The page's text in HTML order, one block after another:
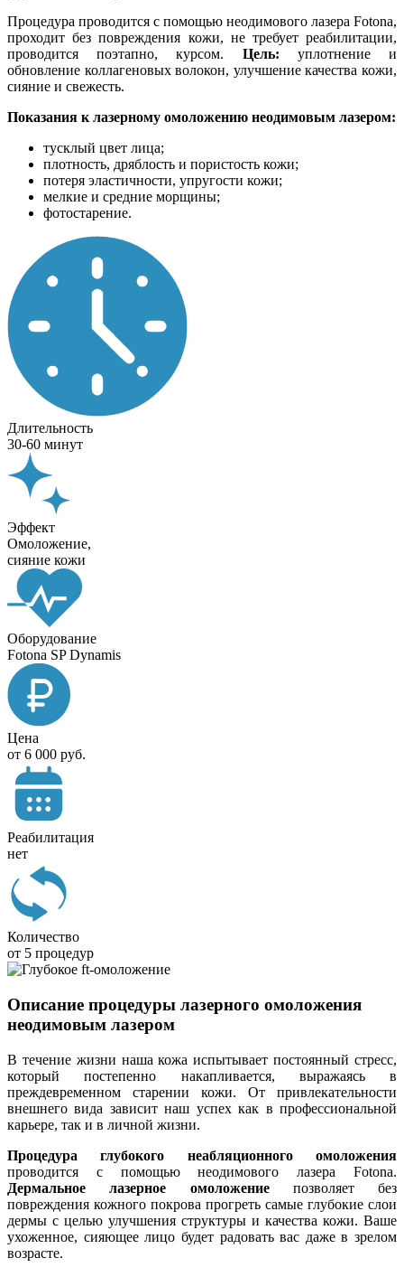
Процедура проводится с помощью неодимового лазера Fotona,
проходит без повреждения кожи, не требует реабилитации,
проводится поэтапно, курсом. Цель: уплотнение и
обновление коллагеновых волокон, улучшение качества кожи,
сияние и свежесть.
Показания к лазерному омоложению неодимовым лазером:
тусклый цвет лица;
плотность, дряблость и пористость кожи;
потеря эластичности, упругости кожи;
мелкие и средние морщины;
фотостарение.
Длительность
30-60 минут
Эффект
Омоложение,
сияние кожи
Оборудование
Fotona SP Dynamis
Цена
от 6 000 руб.
Реабилитация
нет
Количество
от 5 процедур
Описание процедуры лазерного омоложения
неодимовым лазером
В течение жизни наша кожа испытывает постоянный стресс,
который постепенно накапливается, выражаясь в
преждевременном старении кожи. От привлекательности
внешнего вида зависит наш успех как в профессиональной
карьере, так и в личной жизни.
Процедура глубокого неабляционного омоложения
проводится с помощью неодимового лазера Fotona.
Дермальное лазерное омоложениепозволяет без
повреждения кожного покрова прогреть самые глубокие слои
дермы с целью улучшения структуры и качества кожи. Ваше
ухоженное, сияющее лицо будет радовать вас даже в зрелом
возрасте.